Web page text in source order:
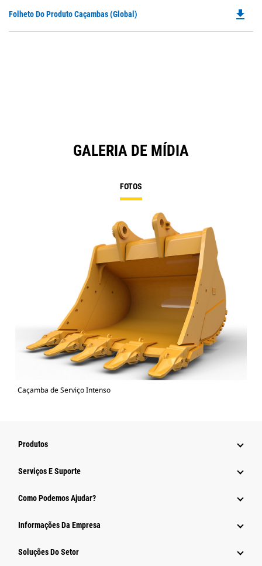
Folheto Do Produto Caçambas (Global) file_download
GALERIA DE MÍDIA
FOTOS
Caçamba de Serviço Intenso
Produtos
Serviços E Suporte
Como Podemos Ajudar?
Informações Da Empresa
Soluções Do Setor